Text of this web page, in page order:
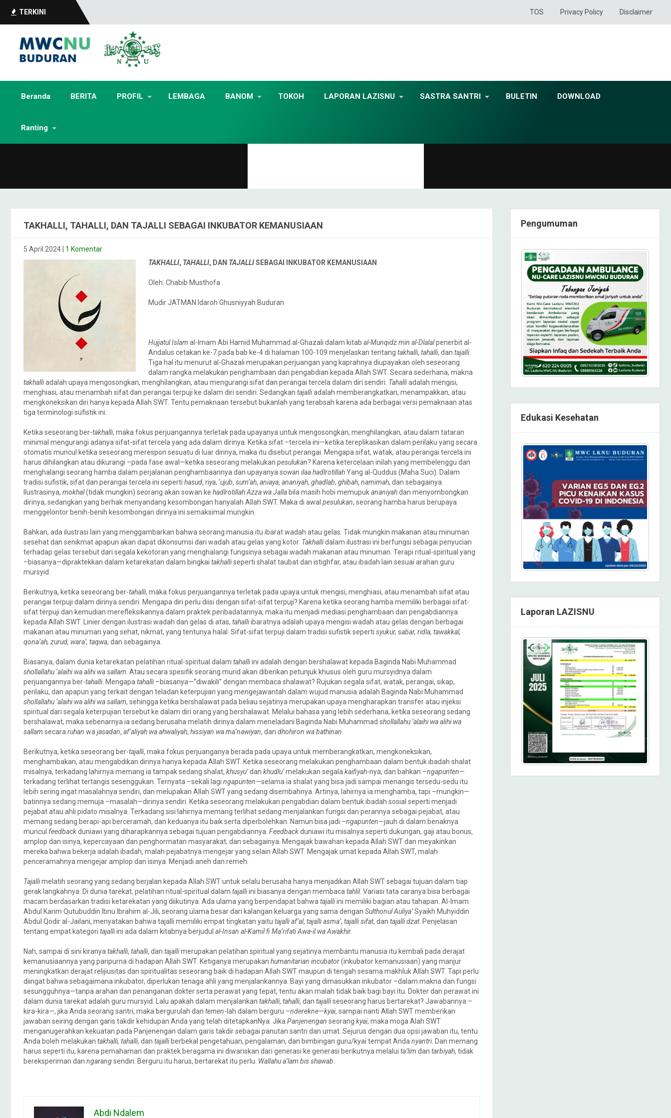
TERKINI TOS Privacy Policy Disclaimer
Beranda BERITA PROFIL LEMBAGA BANOM TOKOH LAPORAN LAZISNU SASTRA SANTRI BULETIN DOWNLOAD
Ranting
TAKHALLI, TAHALLI, DAN TAJALLI SEBAGAI INKUBATOR KEMANUSIAAN
5 April 2024
1 Komentar
TAKHALLI, TAHALLI, DAN TAJALLISEBAGAI INKUBATOR KEMANUSIAAN
Oleh: Chabib Musthofa
Mudir JATMAN Idaroh Ghusniyyah Buduran
Hujjatul Islam al-Imam Abi Hamid Muhammad al-Ghazali dalam kitab al-Munqidz min al-Dlalalpenerbit al-
Andalus cetakan ke-7 pada bab ke-4 di halaman 100-109 menjelaskan tentang takhalli, tahalli, dan tajalli.
Tiga hal itu menurut al-Ghazali merupakan perjuangan yang kaprahnya diupayakan oleh seseorang
dalam rangka melakukan penghambaan dan pengabdian kepada Allah SWT. Secara sederhana, makna
takhalliadalah upaya mengosongkan, menghilangkan, atau mengurangi sifat dan perangai tercela dalam diri sendiri. Tahalliadalah mengisi,
menghiasi, atau menambah sifat dan perangai terpuji ke dalam diri sendiri. Sedangkan tajalliadalah memberangkatkan, menampakkan, atau
mengkoneksikan diri hanya kepada Allah SWT. Tentu pemaknaan tersebut bukanlah yang terabsah karena ada berbagai versi pemaknaan atas
tiga terminologi sufistik ini.
Ketika seseorang ber-takhalli, maka fokus perjuangannya terletak pada upayanya untuk mengosongkan, menghilangkan, atau dalam tataran
minimal mengurangi adanya sifat-sifat tercela yang ada dalam dirinya. Ketika sifat –tercela ini—ketika tereplikasikan dalam perilaku yang secara
otomatis muncul ketika seseorang merespon sesuatu di luar dirinya, maka itu disebut perangai. Mengapa sifat, watak, atau perangai tercela ini
harus dihilangkan atau dikurangi –pada fase awal—ketika seseorang melakukan pesulukan? Karena ketercelaan inilah yang membelenggu dan
menghalangi seorang hamba dalam perjalanan penghambaannya dan upayanya sowan ilaa hadlrotillahYang al-Quddus (Maha Suci). Dalam
tradisi sufistik, sifat dan perangai tercela ini seperti hasud, riya, ‘ujub, sum’ah, aniaya, ananiyah, ghadlab, ghibah, namimah, dan sebagainya.
Ilustrasinya, mokhal(tidak mungkin) seorang akan sowan ke hadlrotillah Azza wa Jalla bila masih hobi memupukananiyahdan menyombongkan
dirinya, sedangkan yang berhak menyandang kesombongan hanyalah Allah SWT. Maka di awal pesulukan, seorang hamba harus berupaya
menggelontor benih-benih kesombongan dirinya ini semaksimal mungkin.
Bahkan, ada ilustrasi lain yang menggambarkan bahwa seorang manusia itu ibarat wadah atau gelas. Tidak mungkin makanan atau minuman
sesehat dan senikmat apapun akan dapat dikonsumsi dari wadah atau gelas yang kotor. Takhallidalam ilustrasi ini berfungsi sebagai penyucian
terhadap gelas tersebut dari segala kekotoran yang menghalangi fungsinya sebagai wadah makanan atau minuman. Terapi ritual-spiritual yang
–biasanya—dipraktekkan dalam ketarekatan dalam bingkai takhalliseperti shalat taubat dan istighfar, atau ibadah lain sesuai arahan guru
mursyid.
Berikutnya, ketika seseorang ber-tahalli, maka fokus perjuangannya terletak pada upaya untuk mengisi, menghiasi, atau menambah sifat atau
perangai terpuji dalam dirinya sendiri. Mengapa diri perlu diisi dengan sifat-sifat terpuji? Karena ketika seorang hamba memiliki berbagai sifat-
sifat terpuji dan kemudian merefleksikannya dalam praktek peribadatannya, maka itu menjadi mediasi penghambaan dan pengabdiannya
kepada Allah SWT. Linier dengan ilustrasi wadah dan gelas di atas, tahalliibaratnya adalah upaya mengisi wadah atau gelas dengan berbagai
makanan atau minuman yang sehat, nikmat, yang tentunya halal. Sifat-sifat terpuji dalam tradisi sufistik seperti syukur, sabar, ridla, tawakkal,
qona’ah, zurud, wara’, taqwa, dan sebagainya.
Biasanya, dalam dunia ketarekatan pelatihan ritual-spiritual dalam tahalliini adalah dengan bershalawat kepada Baginda Nabi Muhammad
shollallahu ‘alaihi wa alihi wa sallam . Atau secara spesifik seorang murid akan diberikan petunjuk khusus oleh guru mursyidnya dalam
perjuangannya ber-tahalli. Mengapa tahalli–biasanya—“diwakili” dengan membaca shalawat? Rujukan segala sifat, watak, perangai, sikap,
perilaku, dan apapun yang terkait dengan teladan keterpujian yang mengejawantah dalam wujud manusia adalah Baginda Nabi Muhammad
shollallahu ‘alaihi wa alihi wa sallam, sehingga ketika bershalawat pada beliau sejatinya merupakan upaya mengharapkan transfer atau injeksi
spiritual dari segala keterpujian tersebut ke dalam diri orang yang bershalawat. Melalui bahasa yang lebih sederhana, ketika seseorang sedang
bershalawat, maka sebenarnya ia sedang berusaha melatih dirinya dalam meneladani Baginda Nabi Muhammad shollallahu ‘alaihi wa alihi wa
sallam secara ruhan wa jasadan, af’aliyah wa ahwaliyah, hissiyan wa ma’nawiyan, dan dhohiron wa bathinan
Berikutnya, ketika seseorang ber-tajalli, maka fokus perjuanganya berada pada upaya untuk memberangkatkan, mengkoneksikan,
menghambakan, atau mengabdikan dirinya hanya kepada Allah SWT. Ketika seseorang melakukan penghambaan dalam bentuk ibadah shalat
misalnya, terkadang lahirnya memang ia tampak sedang shalat, khusyu’dan khudlu’melakukan segala kaifiyah-nya, dan bahkan –ngapunten—
terkadang terlihat tertangis sesenggukan. Ternyata –sekali lagi ngapunten—selama ia shalat yang bisa jadi sampai menangis tersedu-sedu itu
lebih sering ingat masalahnya sendiri, dan melupakan Allah SWT yang sedang disembahnya. Artinya, lahirnya ia menghamba, tapi –mungkin—
batinnya sedang memuja –masalah—dirinya sendiri. Ketika seseorang melakukan pengabdian dalam bentuk ibadah sosial seperti menjadi
pejabat atau ahli pidato misalnya. Terkadang sisi lahirnya memang terlihat sedang menjalankan fungsi dan perannya sebagai pejabat, atau
memang sedang berapi-api berceramah, dan keduanya itu baik serta diperbolehkan. Namun bisa jadi –ngapunten—jauh di dalam benaknya
muncul feedbackduniawi yang diharapkannya sebagai tujuan pengabdiannya. Feedbackduniawi itu misalnya seperti dukungan, gaji atau bonus,
amplop dan isinya, kepercayaan dan penghormatan masyarakat, dan sebagainya. Mengajak bawahan kepada Allah SWT dan meyakinkan
mereka bahwa bekerja adalah ibadah, malah pejabatnya mengejar yang selain Allah SWT. Mengajak umat kepada Allah SWT, malah
penceramahnya mengejar amplop dan isinya. Menjadi aneh dan remeh.
Tajallimelatih seorang yang sedang berjalan kepada Allah SWT untuk selalu berusaha hanya menjadikan Allah SWT sebagai tujuan dalam tiap
gerak langkahnya. Di dunia tarekat, pelatihan ritual-spiritual dalam tajalliini biasanya dengan membaca tahlil. Variasi tata caranya bisa berbagai
macam berdasarkan tradisi ketarekatan yang diikutinya. Ada ulama yang berpendapat bahwa tajalliini memiliki bagian atau tahapan. Al-Imam
Abdul Karim Qutubuddin Ibnu Ibrahim al-Jili, seorang ulama besar dari kalangan keluarga yang sama dengan Sulthonul Auliya’Syaikh Muhyiddin
Abdul Qodir al-Jailani, menyatakan bahwa tajalli memiliki empat tingkatan yaitu tajalli af’al, tajalli asma’, tajalli sifat, dan tajalli dzat. Penjelasan
tentang empat kategori tajalliini ada dalam kitabnya berjudul al-Insan al-Kamil fi Ma’rifati Awa-il wa Awakhir
Nah, sampai di sini kiranya takhalli, tahalli, dan tajallimerupakan pelatihan spiritual yang sejatinya membantu manusia itu kembali pada derajat
kemanusiaannya yang paripurna di hadapan Allah SWT. Ketiganya merupakan humanitarian incubator(inkubator kemanusiaan) yang manjur
meningkatkan derajat relijiusitas dan spiritualitas seseorang baik di hadapan Allah SWT maupun di tengah sesama makhluk Allah SWT. Tapi perlu
diingat bahwa sebagaimana inkubator, diperlukan tenaga ahli yang menjalankannya. Bayi yang dimasukkan inkubator –dalam makna dan fungsi
sesungguhnya—tanpa arahan dan penanganan dokter serta perawat yang tepat, tentu akan malah tidak baik bagi bayi itu. Dokter dan perawat ini
dalam dunia tarekat adalah guru mursyid. Lalu apakah dalam menjalankan takhalli, tahalli, dan tajalliseseorang harus bertarekat? Jawabannya –
kira-kira—, jika Anda seorang santri, maka bergurulah dan temen-lah dalam berguru –nderekne—kyai, sampai nanti Allah SWT memberikan
jawaban seiring dengan garis takdir kehidupan Anda yang telah ditetapkanNya. Jika Panjenengan seorang kyai, maka moga Alah SWT
menganugerahkan kekuatan pada Panjenengan dalam garis takdir sebagai panutan santri dan umat. Sejurus dengan dua opsi jawaban itu, tentu
Anda boleh melakukan takhalli, tahalli, dan tajalliberbekal pengetahuan, pengalaman, dan bimbingan guru/kyai tempat Anda nyantri. Dan memang
harus seperti itu, karena pemahaman dan praktek beragama ini diwariskan dari generasi ke generasi berikutnya melalui ta’lim dan tarbiyah, tidak
bereksperiman dan ngarangsendiri. Berguru itu harus, bertarekat itu perlu. Wallahu a’lam bis shawab
Abdi Ndalem
Pengumuman
Edukasi Kesehatan
Laporan LAZISNU